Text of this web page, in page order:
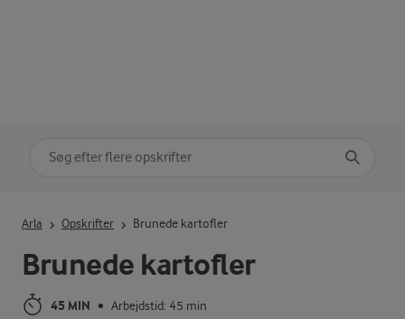
Brunede kartofler
45 MIN • Arbejdstid: 45 min
Arla Opskrifter Brunede kartofler
Søg på kategori